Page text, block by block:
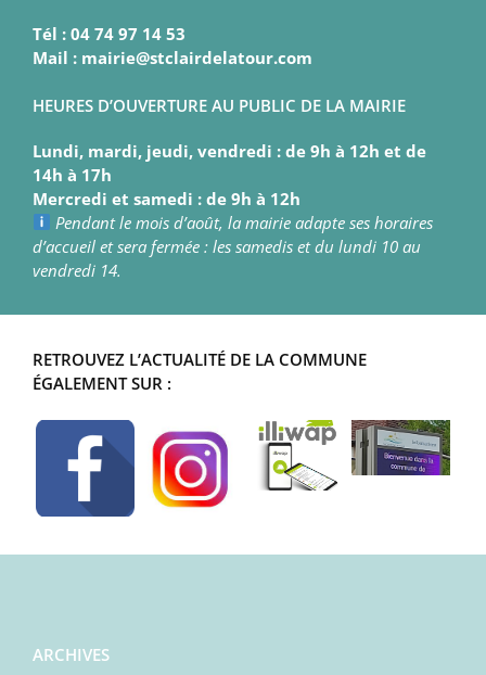
Tél : 04 74 97 14 53
Mail : mairie@stclairdelatour.com
HEURES D’OUVERTURE AU PUBLIC DE LA MAIRIE
Lundi, mardi, jeudi, vendredi : de 9h à 12h et de
14h à 17h
Mercredi et samedi : de 9h à 12h
Pendant le mois d’août, la mairie adapte ses horaires
d’accueil et sera fermée : les samedis et du lundi 10 au
vendredi 14.
RETROUVEZ L’ACTUALITÉ DE LA COMMUNE
ÉGALEMENT SUR :
ARCHIVES